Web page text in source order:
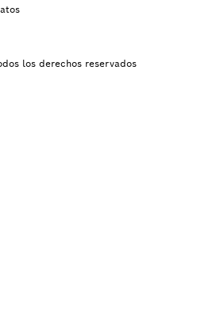
los derechos reservados